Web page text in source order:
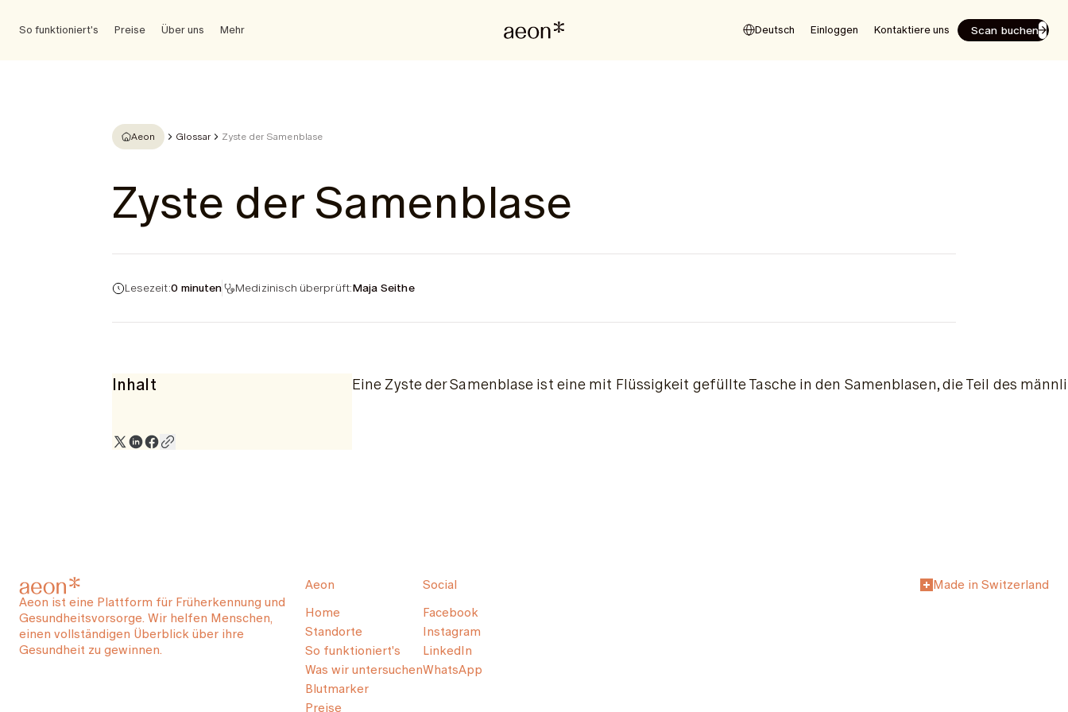
So funktioniert's Preise Über uns Mehr Deutsch Einloggen Kontaktiere uns Scan buchen
Aeon Glossar Zyste der Samenblase
Zyste der Samenblase
Lesezeit:0 minuten Medizinisch überprüft:Maja Seithe
Inhalt Eine Zyste der Samenblase ist eine mit Flüssigkeit gefüllte Tasche in den Samenblasen, die Teil des
Aeon ist eine Plattform für Früherkennung und
Gesundheitsvorsorge. Wir helfen Menschen,
einen vollständigen Überblick über ihre
Gesundheit zu gewinnen.
Aeon
Home
Standorte
So funktioniert's
Was wir untersuchen
Blutmarker
Preise
Social
Facebook
Instagram
LinkedIn
WhatsApp
Made in Switzerland